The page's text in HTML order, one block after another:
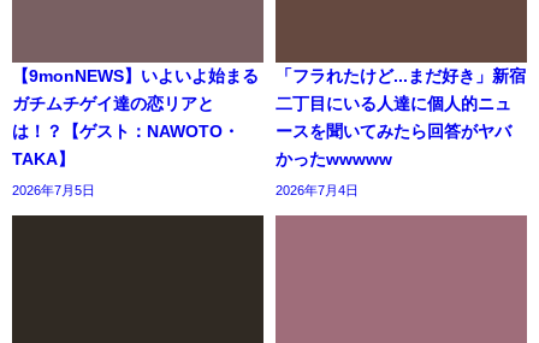
【9monNEWS】いよいよ始まる
ガチムチゲイ達の恋リアと
は！？【ゲスト：NAWOTO・
TAKA】
2026年7月5日
「フラれたけど...まだ好き」新宿
二丁目にいる人達に個人的ニュ
ースを聞いてみたら回答がヤバ
かったwwwww
2026年7月4日